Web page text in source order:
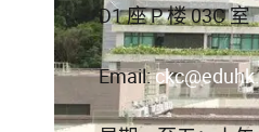
D1 座 P 楼 03C 室
Email: